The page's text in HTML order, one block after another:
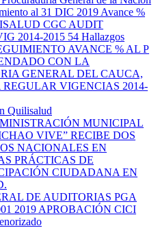
al 31 DIC 2019 Avance %
CGC AUDIT
2014-2015 54 Hallazgos
AVANCE % AL P
CON LA
GENERAL DEL CAUCA,
VIGENCIAS 2014-
Quilisalud
MUNICIPAL
VIVE” RECIBE DOS
NACIONALES EN
PRÁCTICAS DE
CIUDADANA EN
DE AUDITORIAS PGA
2019 APROBACIÓN CICI